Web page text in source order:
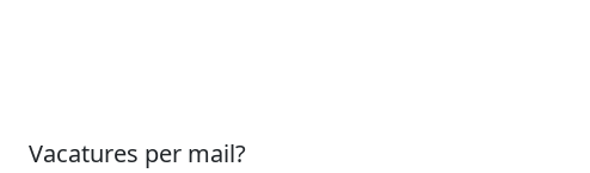
Vacatures per mail?